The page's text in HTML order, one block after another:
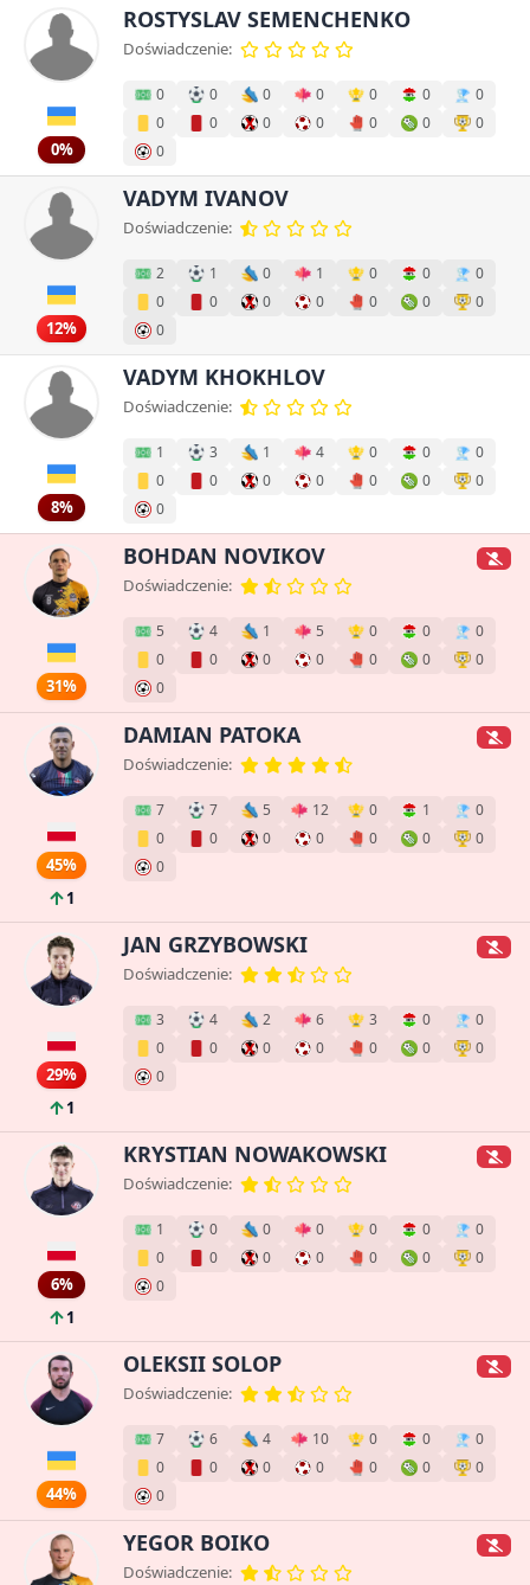
0%
ROSTYSLAV SEMENCHENKO
Doświadczenie:
0 0 0 0 0 0
0
0
0 0 0 0 0
0
0
12%
VADYM IVANOV
Doświadczenie:
2 1 0 1 0 0
0
0
0 0 0 0 0
0
0
8%
VADYM KHOKHLOV
Doświadczenie:
1 3 1 4 0 0
0
0
0 0 0 0 0
0
0
31%
BOHDAN NOVIKOV
Doświadczenie:
5 4 1 5 0 0
0
0
0 0 0 0 0
0
0
45%
1
DAMIAN PATOKA
Doświadczenie:
7 7 5 12 0 1
0
0
0 0 0 0 0
0
0
29%
1
JAN GRZYBOWSKI
Doświadczenie:
3 4 2 6 3 0
0
0
0 0 0 0 0
0
0
6%
1
KRYSTIAN NOWAKOWSKI
Doświadczenie:
1 0 0 0 0 0
0
0
0 0 0 0 0
0
0
44%
OLEKSII SOLOP
Doświadczenie:
7 6 4 10 0 0
0
0
0 0 0 0 0
0
0
YEGOR BOIKO
Doświadczenie: